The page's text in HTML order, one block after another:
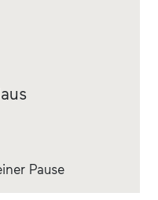
Pause